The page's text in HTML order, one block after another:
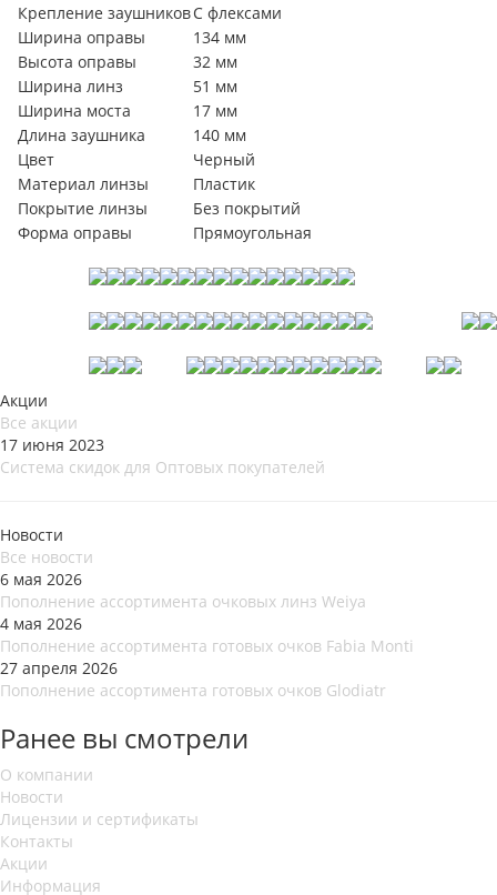
Крепление заушниковС флексами
Ширина оправы
134 мм
Высота оправы
32 мм
Ширина линз
51 мм
Ширина моста
17 мм
Длина заушника
140 мм
Цвет
Черный
Материал линзы
Пластик
Покрытие линзы
Без покрытий
Форма оправы
Прямоугольная
Акции
Все акции
17 июня 2023
Система скидок для Оптовых покупателей
Новости
Все новости
6 мая 2026
Пополнение ассортимента очковых линз Weiya
4 мая 2026
Пополнение ассортимента готовых очков Fabia Monti
27 апреля 2026
Пополнение ассортимента готовых очков Glodiatr
Ранее вы смотрели
О компании
Новости
Лицензии и сертификаты
Контакты
Акции
Информация